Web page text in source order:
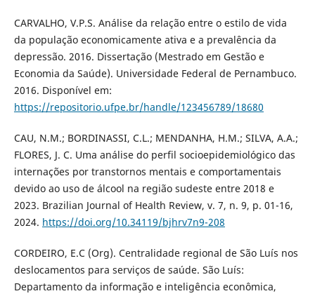
CARVALHO, V.P.S. Análise da relação entre o estilo de vida
da população economicamente ativa e a prevalência da
depressão. 2016. Dissertação (Mestrado em Gestão e
Economia da Saúde). Universidade Federal de Pernambuco.
2016. Disponível em:
https://repositorio.ufpe.br/handle/123456789/18680
CAU, N.M.; BORDINASSI, C.L.; MENDANHA, H.M.; SILVA, A.A.;
FLORES, J. C. Uma análise do perfil socioepidemiológico das
internações por transtornos mentais e comportamentais
devido ao uso de álcool na região sudeste entre 2018 e
2023. Brazilian Journal of Health Review, v. 7, n. 9, p. 01-16,
2024. https://doi.org/10.34119/bjhrv7n9-208
CORDEIRO, E.C (Org). Centralidade regional de São Luís nos
deslocamentos para serviços de saúde. São Luís:
Departamento da informação e inteligência econômica,